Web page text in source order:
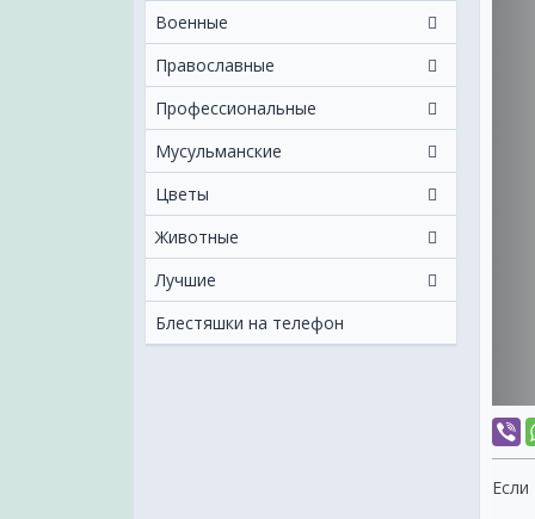
Военные
Православные
Профессиональные
Мусульманские
Цветы
Животные
Лучшие
Блестяшки на телефон